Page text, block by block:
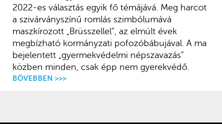
2022-es választás egyik fő témájává. Meg harcot
a szivárványszínű romlás szimbólumává
maszkírozott „Brüsszellel”, az elmúlt évek
megbízható kormányzati pofozóbábujával. A ma
bejelentett „gyermekvédelmi népszavazás”
közben minden, csak épp nem gyerekvédő.
BŐVEBBEN >>>